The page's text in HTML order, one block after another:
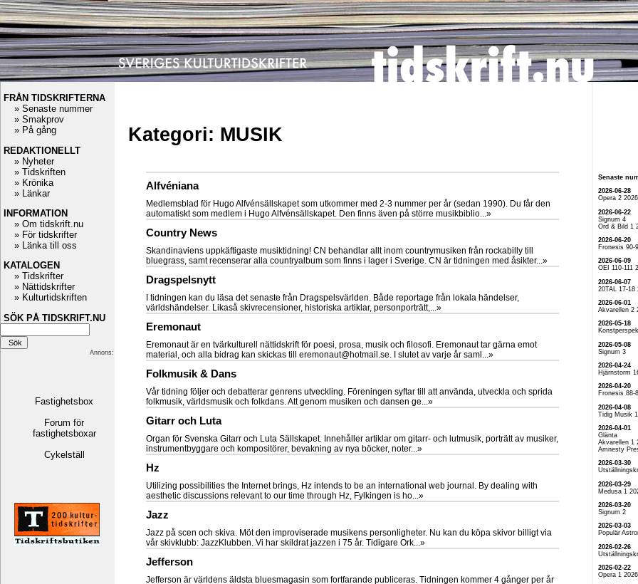
Kategori: MUSIK
Alfvéniana
Medlemsblad för Hugo Alfvénsällskapet som utkommer med 2-3 nummer per år (sedan 1990). Du får den
automatiskt som medlem i Hugo Alfvénsällskapet. Den finns även på större musikbiblio...»
Country News
Skandinaviens uppkäftigaste musiktidning! CN behandlar allt inom countrymusiken från rockabilly till
bluegrass, samt recenserar alla countryalbum som finns i lager i Sverige. CN är tidningen med åsikter...»
Dragspelsnytt
I tidningen kan du läsa det senaste från Dragspelsvärlden. Både reportage från lokala händelser,
världshändelser. Likaså skivrecensioner, historiska artiklar, personporträtt,...»
Eremonaut
Eremonaut är en tvärkulturell nättidskrift för poesi, prosa, musik och filosofi. Eremonaut tar gärna emot
material, och alla bidrag kan skickas till eremonaut@hotmail.se. I slutet av varje år saml...»
Folkmusik & Dans
Vår tidning följer och debatterar genrens utveckling. Föreningen syftar till att använda, utveckla och sprida
folkmusik, världsmusik och folkdans. Att genom musiken och dansen ge...»
Gitarr och Luta
Organ för Svenska Gitarr och Luta Sällskapet. Innehåller artiklar om gitarr- och lutmusik, porträtt av musiker,
instrumentbyggare och kompositörer, bevakning av nya böcker, noter...»
Hz
Utilizing possibilities the Internet brings, Hz intends to be an international web journal. By dealing with
aesthetic discussions relevant to our time through Hz, Fylkingen is ho...»
Jazz
Jazz på scen och skiva. Möt den improviserade musikens personligheter. Nu kan du köpa skivor billigt via
vår skivklubb: JazzKlubben. Vi har skildrat jazzen i 75 år. Tidigare Ork...»
Jefferson
Jefferson är världens äldsta bluesmagasin som fortfarande publiceras. Tidningen kommer 4 gånger per år
FRÅN TIDSKRIFTERNA
» Senaste nummer
» Smakprov
» På gång
REDAKTIONELLT
» Nyheter
» Tidskriften
» Krönika
» Länkar
INFORMATION
» Om tidskrift.nu
» För tidskrifter
» Länka till oss
KATALOGEN
» Tidskrifter
» Nättidskrifter
» Kulturtidskriften
SÖK PÅ TIDSKRIFT.NU
Annons:
Fastighetsbox
Forum för
fastighetsboxar
Cykelställ
Senaste
2026-06-28
Opera 2 2026
2026-06-22
Signum 4
Ord & Bild 1
2026-06-20
Fronesis 90-
2026-06-09
OEI 110-111
2026-06-07
20TAL 17-18
2026-06-01
Akvarellen 2
2026-05-18
2026-05-08
Signum 3
2026-04-24
Hjärnstorm
2026-04-20
Fronesis 88-
2026-04-08
Tidig Musik
2026-04-01
Glänta
Akvarellen 1
Amnesty
2026-03-30
2026-03-29
Medusa 1
2026-03-20
Signum 2
2026-03-03
Populär
2026-02-26
2026-02-22
Opera 1 2026